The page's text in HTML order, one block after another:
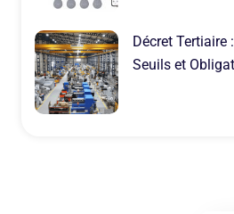
Décret Tertiaire
Seuils et